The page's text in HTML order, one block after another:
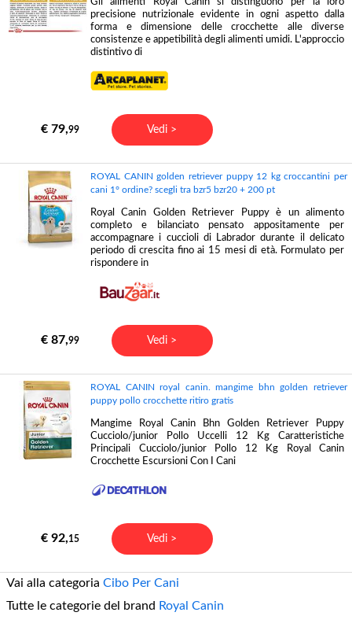
Gli alimenti Royal Canin si distinguono per la loro
precisione nutrizionale evidente in ogni aspetto dalla
forma e dimensione delle crocchette alle diverse
consistenze e appetibilità degli alimenti umidi. L'approccio
distintivo di
€ 79,99 Vedi >
ROYAL CANIN golden retriever puppy 12 kg croccantini per
cani 1° ordine? scegli tra bzr5 bzr20 + 200 pt
Royal Canin Golden Retriever Puppy è un alimento
completo e bilanciato pensato appositamente per
accompagnare i cuccioli di Labrador durante il delicato
periodo di crescita fino ai 15 mesi di età. Formulato per
rispondere in
€ 87,99 Vedi >
ROYAL CANIN royal canin. mangime bhn golden retriever
puppy pollo crocchette ritiro gratis
Mangime Royal Canin Bhn Golden Retriever Puppy
Cucciolo/junior Pollo Uccelli 12 Kg Caratteristiche
Principali Cucciolo/junior Pollo 12 Kg Royal Canin
Crocchette Escursioni Con I Cani
€ 92,15 Vedi >
Vai alla categoria Cibo Per Cani
Tutte le categorie del brand Royal Canin